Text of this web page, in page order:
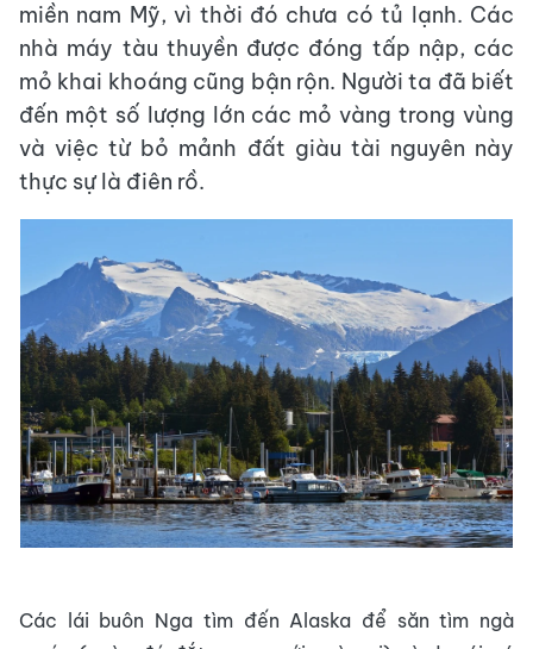
miền nam Mỹ, vì thời đó chưa có tủ lạnh. Các
nhà máy tàu thuyền được đóng tấp nập, các
mỏ khai khoáng cũng bận rộn. Người ta đã biết
đến một số lượng lớn các mỏ vàng trong vùng
và việc từ bỏ mảnh đất giàu tài nguyên này
thực sự là điên rồ.
Các lái buôn Nga tìm đến Alaska để săn tìm ngà